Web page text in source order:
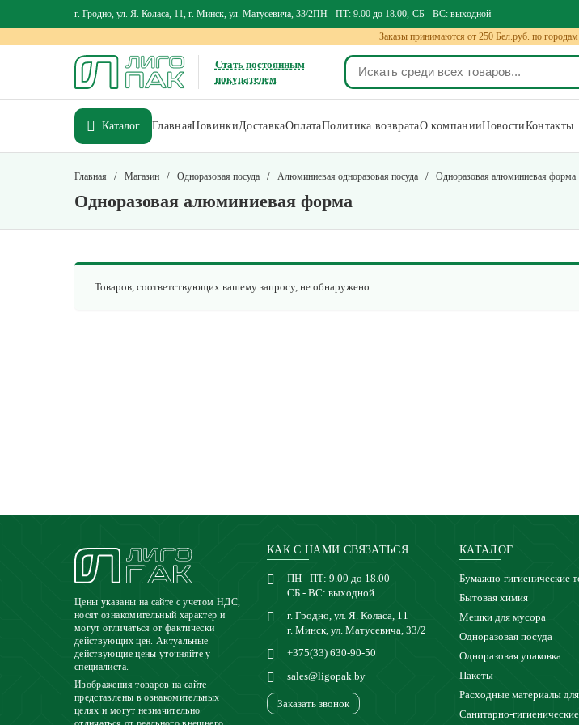
г. Гродно, ул. Я. Коласа, 11, г. Минск, ул. Матусевича, 33/2ПН - ПТ: 9.00 до 18.00 СБ - ВС: выходной
Заказы принимаются от 250 Бел.руб. по
Стать постоянным
покупателем
Каталог ГлавнаяНовинкиДоставкаОплатаПолитика возвратаО компанииНовостиКонтакты
Главная / Магазин / Одноразовая посуда / Алюминиевая одноразовая посуда / Одноразовая алюминиевая форма
Одноразовая алюминиевая форма
Товаров, соответствующих вашему запросу, не обнаружено.
Цены указаны на сайте с учетом НДС,
носят ознакомительный характер и
могут отличаться от фактически
действующих цен. Актуальные
действующие цены уточняйте у
специалиста.
Изображения товаров на сайте
представлены в ознакомительных
целях и могут незначительно
КАК С НАМИ СВЯЗАТЬСЯ
ПН - ПТ: 9.00 до 18.00
СБ - ВС: выходной
г. Гродно, ул. Я. Коласа, 11
г. Минск, ул. Матусевича, 33/2
+375(33) 630-90-50
sales@ligopak.by
Заказать звонок
КАТАЛОГ
Бумажно-гигиенические
Бытовая химия
Мешки для мусора
Одноразовая посуда
Одноразовая упаковка
Пакеты
Расходные материалы
Санитарно-